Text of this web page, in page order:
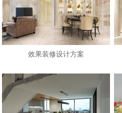
效果装修设计方案